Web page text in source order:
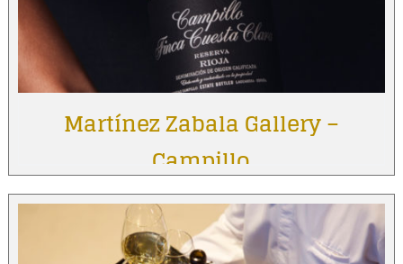
Martínez Zabala Gallery –
Campillo